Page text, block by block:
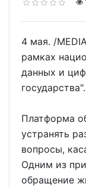
4 мая. /
рамках
данных и
государства".
Платформа
устранять
вопросы,
Одним из
обращение